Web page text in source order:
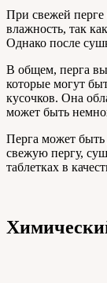
При свежей перге
влажность, так
Однако после
В общем, перга
которые могут
кусочков. Она
может быть
Перга может
свежую пергу,
таблетках в